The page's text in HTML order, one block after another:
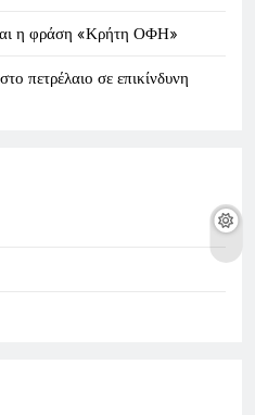
η φράση «Κρήτη ΟΦΗ»
πετρέλαιο σε επικίνδυνη